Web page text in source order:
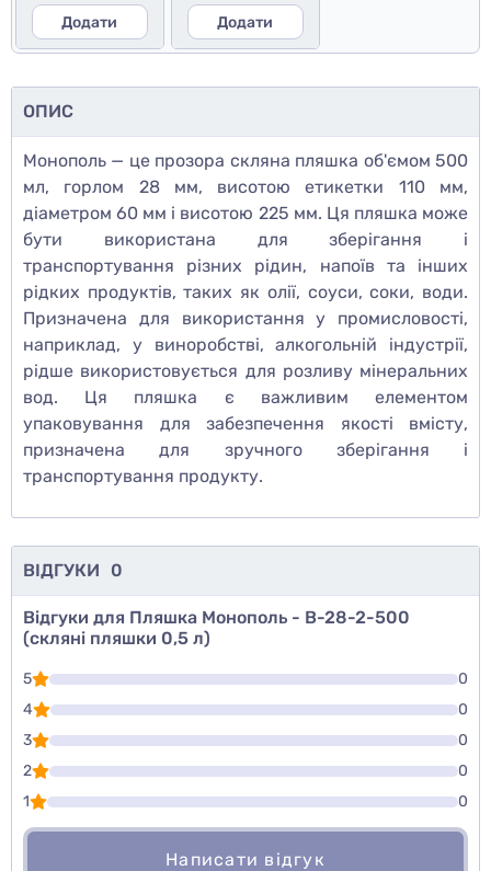
Додати
Додати
ОПИС
Монополь — це прозора скляна пляшка об'ємом 500
мл, горлом 28 мм, висотою етикетки 110 мм,
діаметром 60 мм і висотою 225 мм. Ця пляшка може
бути використана для зберігання і
транспортування різних рідин, напоїв та інших
рідких продуктів, таких як олії, соуси, соки, води.
Призначена для використання у промисловості,
наприклад, у виноробстві, алкогольній індустрії,
рідше використовується для розливу мінеральних
вод. Ця пляшка є важливим елементом
упаковування для забезпечення якості вмісту,
призначена для зручного зберігання і
транспортування продукту.
ВІДГУКИ 0
Відгуки для Пляшка Монополь - В-28-2-500
(скляні пляшки 0,5 л)
5
0
4
0
3
0
2
0
1
0
Написати відгук